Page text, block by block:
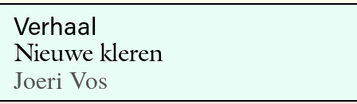
Verhaal
Nieuwe kleren
Joeri Vos